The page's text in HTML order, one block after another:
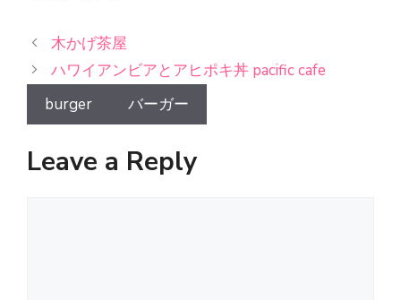
木かげ茶屋
ハワイアンビアとアヒポキ丼 pacific cafe
burger
バーガー
Leave a Reply